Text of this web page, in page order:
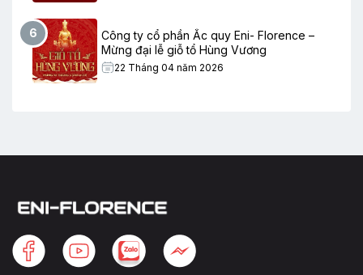
6
Công ty cổ phần Ắc quy Eni- Florence –
Mừng đại lễ giỗ tổ Hùng Vương
22 Tháng 04 năm 2026